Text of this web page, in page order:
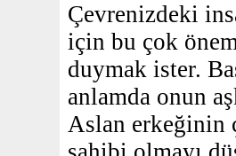
Çevrenizdeki
için bu çok
duymak ister.
anlamda onun
Aslan erkeğinin